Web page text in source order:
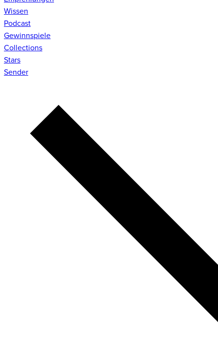
Wissen
Podcast
Gewinnspiele
Collections
Stars
Sender